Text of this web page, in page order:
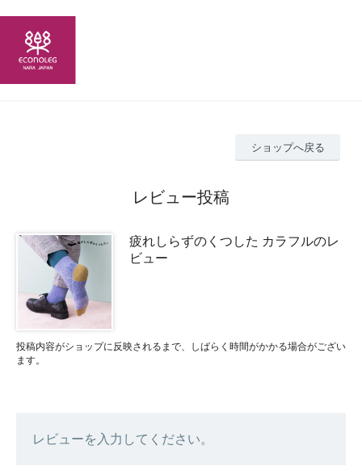
ショップへ戻る
レビュー投稿
疲れしらずのくつした カラフルのレ
ビュー
投稿内容がショップに反映されるまで、しばらく時間がかかる場合がござい
ます。
レビューを入力してください。